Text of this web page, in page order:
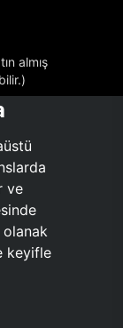
almış
ve
keyifle